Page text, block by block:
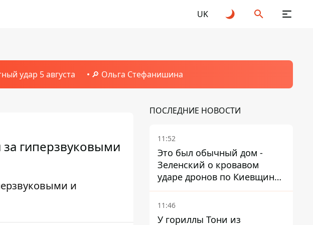
UK
удар 5 августа 🔎 Ольга Стефанишина
гиперзвуковыми
и
ПОСЛЕДНИЕ НОВОСТИ
11:52
Это был обычный дом -
Зеленский о кровавом
ударе дронов по Киевщине,
где погибли дедушка,
бабушка и их малолетний
11:46
У гориллы Тони из